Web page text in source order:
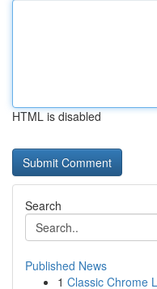
HTML is disabled
Search
Published News
1 Classic Chrome